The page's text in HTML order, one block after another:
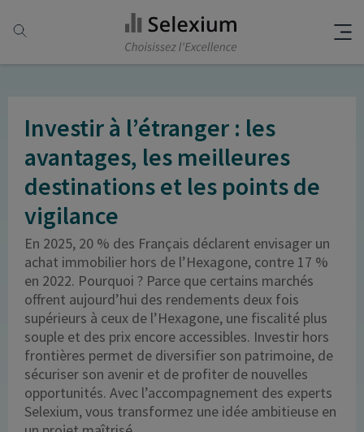
Investir à l’étranger : les
avantages, les meilleures
destinations et les points de
vigilance
En 2025, 20 % des Français déclarent envisager un
achat immobilier hors de l’Hexagone, contre 17 %
en 2022. Pourquoi ? Parce que certains marchés
offrent aujourd’hui des rendements deux fois
supérieurs à ceux de l’Hexagone, une fiscalité plus
souple et des prix encore accessibles. Investir hors
frontières permet de diversifier son patrimoine, de
sécuriser son avenir et de profiter de nouvelles
opportunités. Avec l’accompagnement des experts
Selexium, vous transformez une idée ambitieuse en